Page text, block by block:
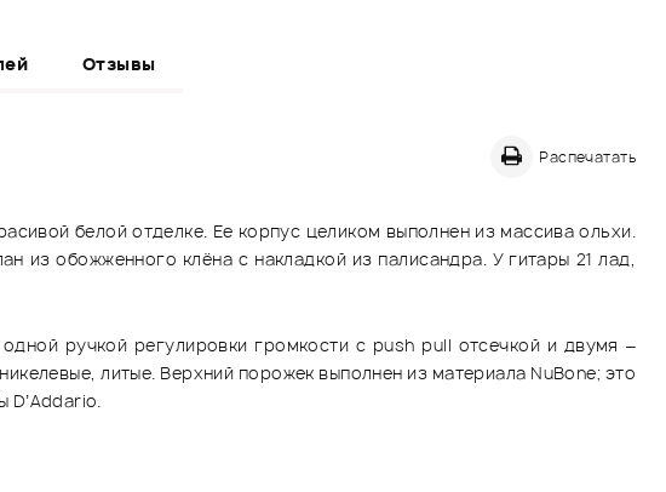
Отзывы
Распечатать
белой отделке. Ее корпус целиком выполнен из массива ольхи.
из обожженного клёна с накладкой из палисандра. У гитары 21 лад,
ручкой регулировки громкости с push pull отсечкой и двумя –
литые. Верхний порожек выполнен из материала NuBone; это
D’Addario.